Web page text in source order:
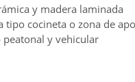
y madera laminada
tipo cocineta o zona de
peatonal y vehicular